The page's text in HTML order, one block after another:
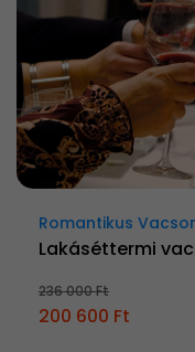
Romantikus
Lakáséttermi
236 000 Ft
200 600 Ft